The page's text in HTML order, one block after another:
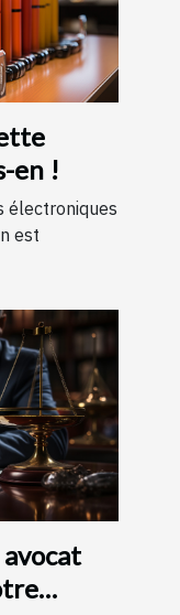
en !
électroniques
est